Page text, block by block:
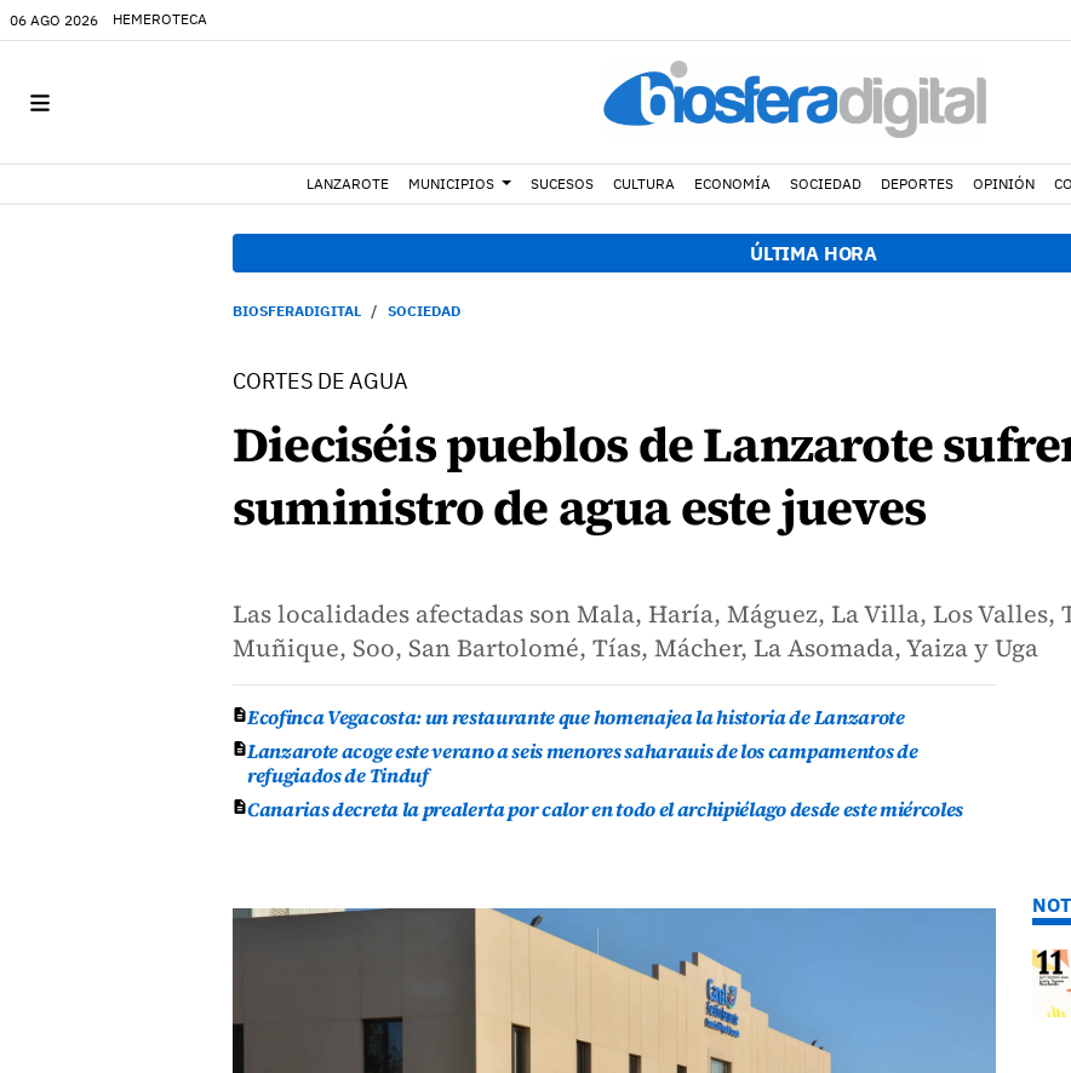
06 AGO 2026 HEMEROTECA
LANZAROTE MUNICIPIOS SUCESOS CULTURA ECONOMÍA SOCIEDAD DEPORTES OPINIÓN
ÚLTIMA HORA
BIOSFERADIGITAL SOCIEDAD
CORTES DE AGUA
Dieciséis pueblos de Lanzarote
suministro de agua este jueves
Las localidades afectadas son Mala, Haría, Máguez, La Villa, Los Valles,
Muñique, Soo, San Bartolomé, Tías, Mácher, La Asomada, Yaiza y Uga
Ecofinca Vegacosta: un restaurante que homenajea la historia de Lanzarote
Lanzarote acoge este verano a seis menores saharauis de los campamentos de
refugiados de Tinduf
Canarias decreta la prealerta por calor en todo el archipiélago desde este miércoles